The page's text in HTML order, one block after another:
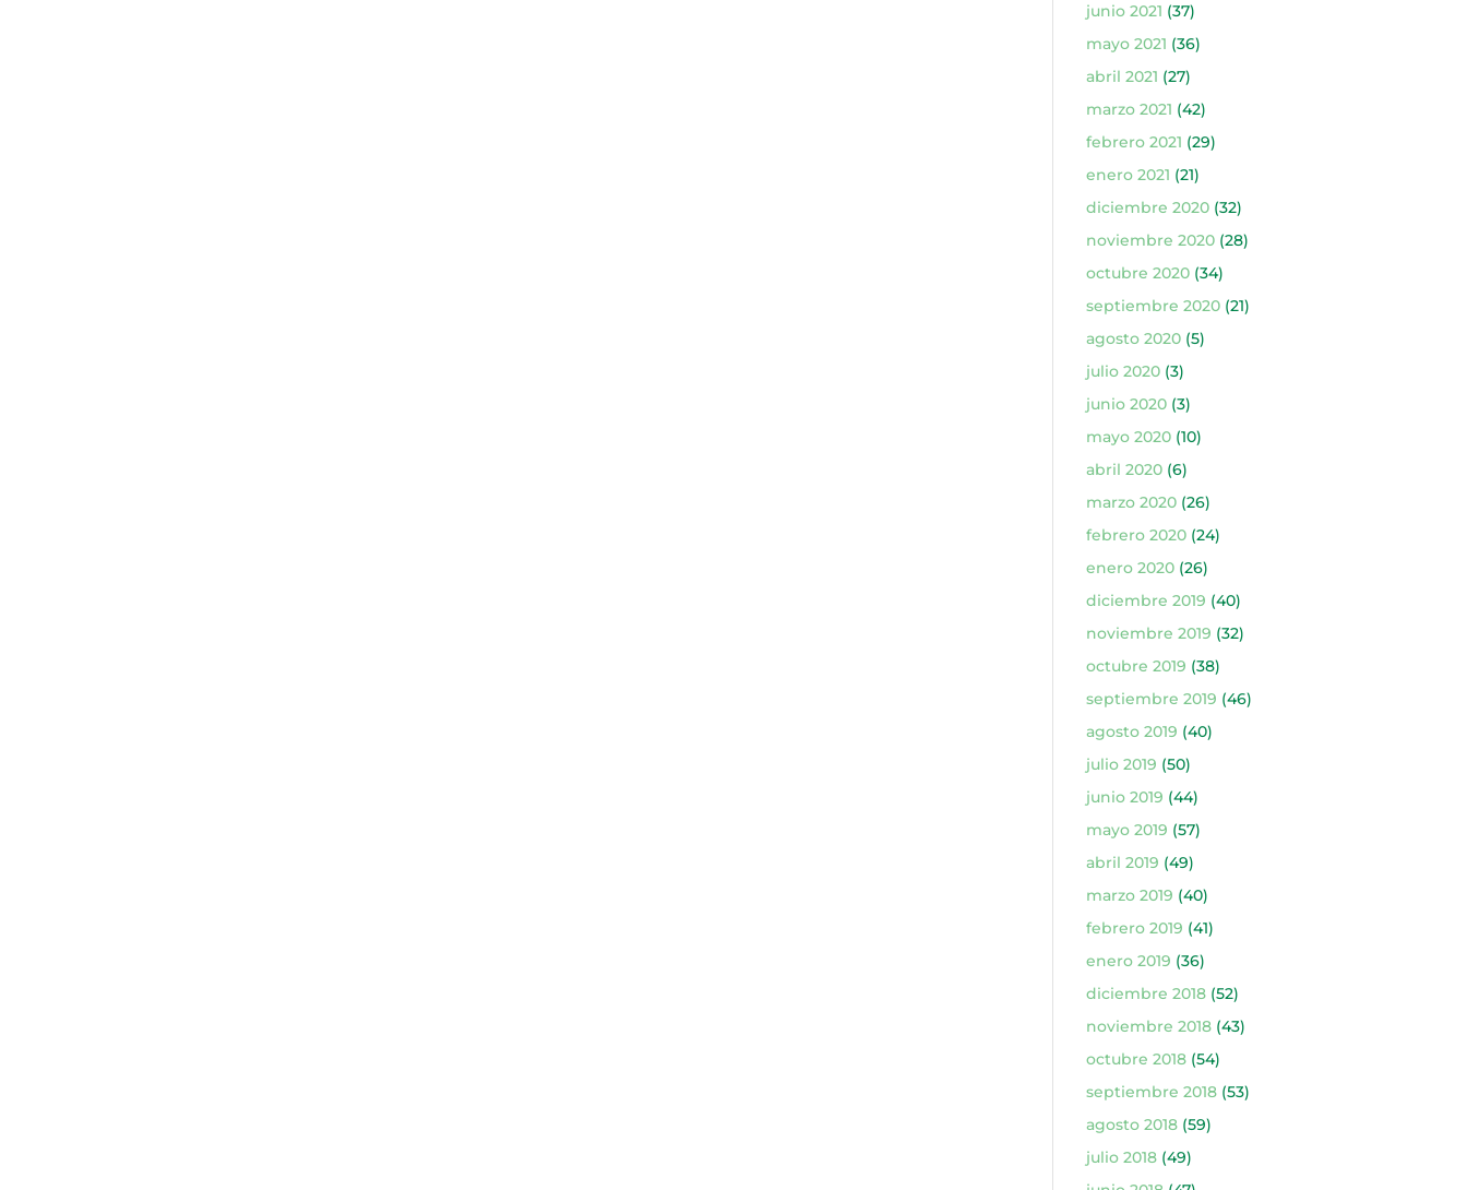
junio 2021 (37)
mayo 2021 (36)
abril 2021 (27)
marzo 2021 (42)
febrero 2021 (29)
enero 2021 (21)
diciembre 2020(32)
noviembre 2020(28)
octubre 2020(34)
septiembre 2020(21)
agosto 2020(5)
julio 2020(3)
junio 2020(3)
mayo 2020(10)
abril 2020(6)
marzo 2020(26)
febrero 2020(24)
enero 2020(26)
diciembre 2019 (40)
noviembre 2019 (32)
octubre 2019 (38)
septiembre 2019 (46)
agosto 2019 (40)
julio 2019 (50)
junio 2019 (44)
mayo 2019 (57)
abril 2019 (49)
marzo 2019 (40)
febrero 2019 (41)
enero 2019 (36)
diciembre 2018(52)
noviembre 2018(43)
octubre 2018(54)
septiembre 2018(53)
agosto 2018(59)
julio 2018(49)